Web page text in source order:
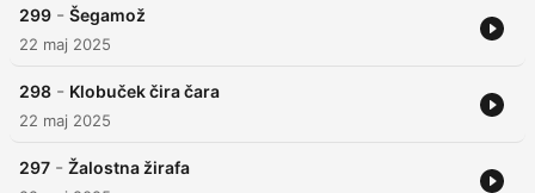
299 - Šegamož
22 maj 2025
298 - Klobuček čira čara
22 maj 2025
297 - Žalostna žirafa